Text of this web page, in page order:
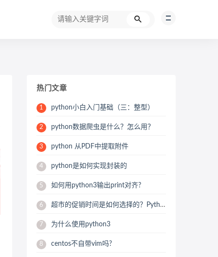
热门文章
1 python小白入门基础（三：整型）
2 python数据爬虫是什么？怎么用？
3 python 从PDF中提取附件
4 python是如何实现封装的
5 如何用python3输出print对齐?
6 超市的促销时间是如何选择的？Python用数据来帮你分析
7 为什么使用python3
8 centos不自带vim吗?